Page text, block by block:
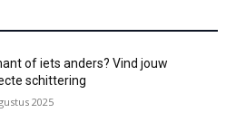
of iets anders? Vind jouw
schittering
2025